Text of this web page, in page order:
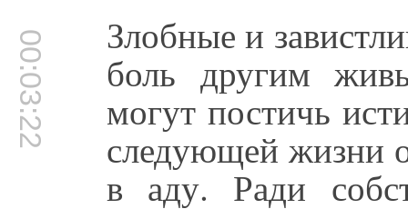
00:03:22 Злобные и
боль другим
могут постичь
следующей жизни
в аду. Ради